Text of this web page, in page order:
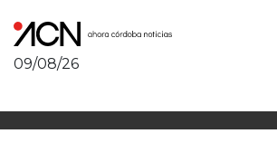
09/08/26
Política y Economía
Córdoba obrera
Córdoba, la ciudad